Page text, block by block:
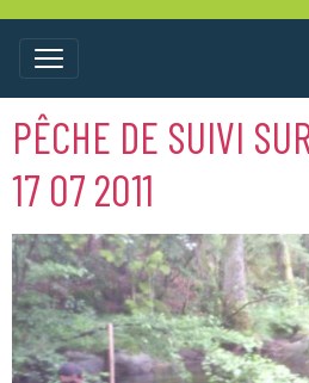
PÊCHE DE SUIVI
17 07 2011